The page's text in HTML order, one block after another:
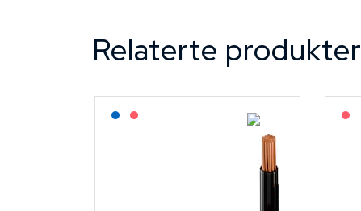
Relaterte produkter
Lagerført: NEK Kabel